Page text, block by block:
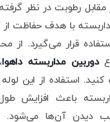
مقابل رطوبت در نظر
با هدف حفاظت
قرار می‌گیرد. از
دوربین مداربسته داهوا
کنید. استفاده از این
باعث افزایش
دیدن آن‌ها می‌شود.